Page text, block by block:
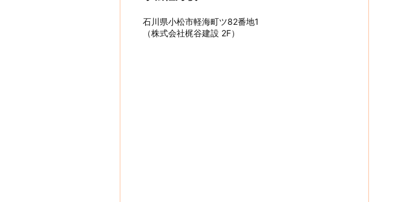
石川県小松市軽海町ツ82番地1
（株式会社梶谷建設 2F）